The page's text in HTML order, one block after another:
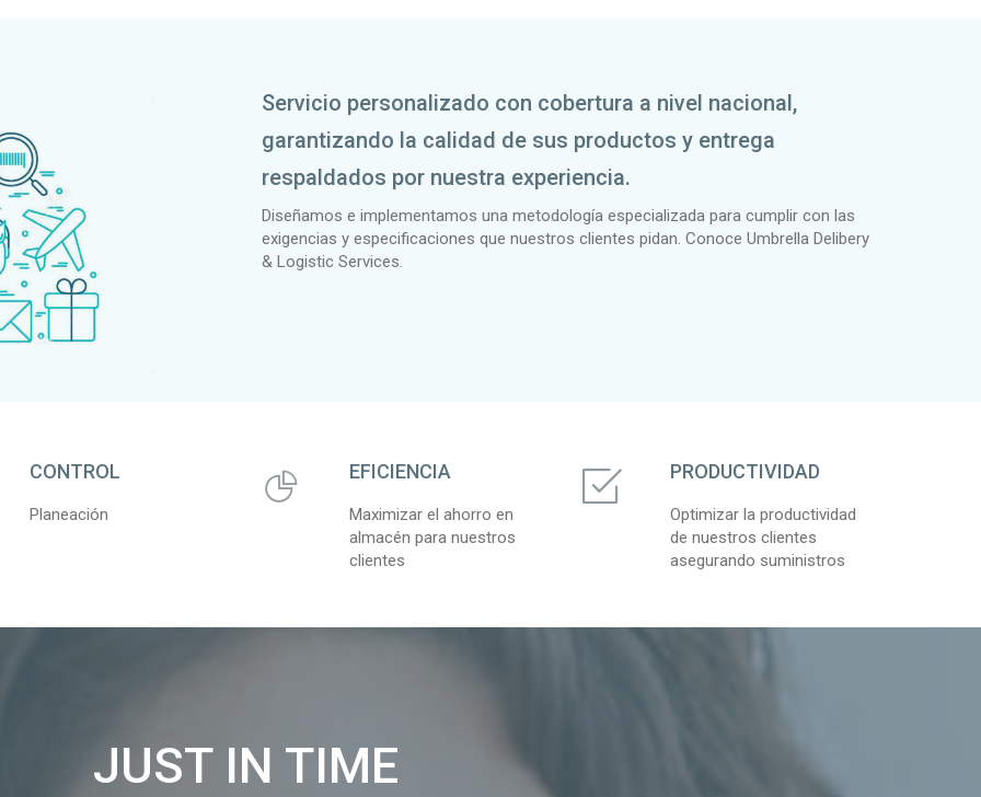
Servicio personalizado con cobertura a nivel nacional,
garantizando la calidad de sus productos y entrega
respaldados por nuestra experiencia.
Diseñamos e implementamos una metodología especializada para cumplir con las
exigencias y especificaciones que nuestros clientes pidan. Conoce Umbrella Delibery
& Logistic Services.
CONTROL
Planeación
EFICIENCIA
Maximizar el ahorro en
almacén para nuestros
clientes
PRODUCTIVIDAD
Optimizar la productividad
de nuestros clientes
asegurando suministros
JUST IN TIME